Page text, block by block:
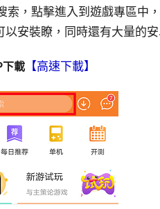
，點擊進入到遊戲專區中
安裝瞭，同時​還有大量的安
載 【高速下載】